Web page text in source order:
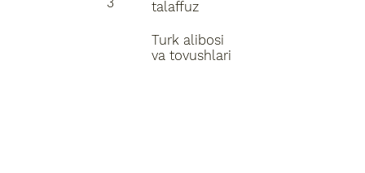
talaffuz
Turk alibosi
va tovushlari